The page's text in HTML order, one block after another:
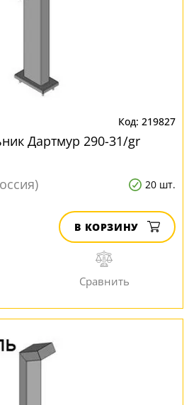
219827
Дартмур 290-31/gr
20 шт.
В КОРЗИНУ